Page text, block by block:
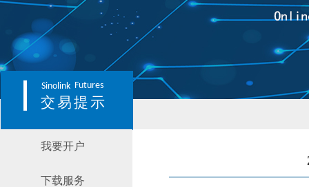
Sinolink Futures
交易提示
我要开户
下载服务